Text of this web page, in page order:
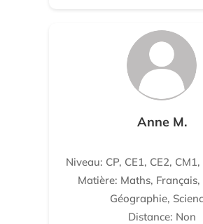
Anne M.
Niveau: CP, CE1, CE2,
Matière: Maths,
Géographie,
Distance: Non